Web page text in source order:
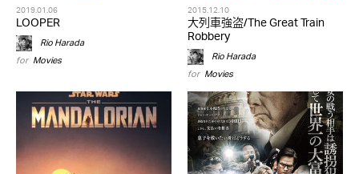
2019.01.06
LOOPER
Rio Harada
for Movies
2015.12.10
大列車強盗/The Great Train
Robbery
Rio Harada
for Movies